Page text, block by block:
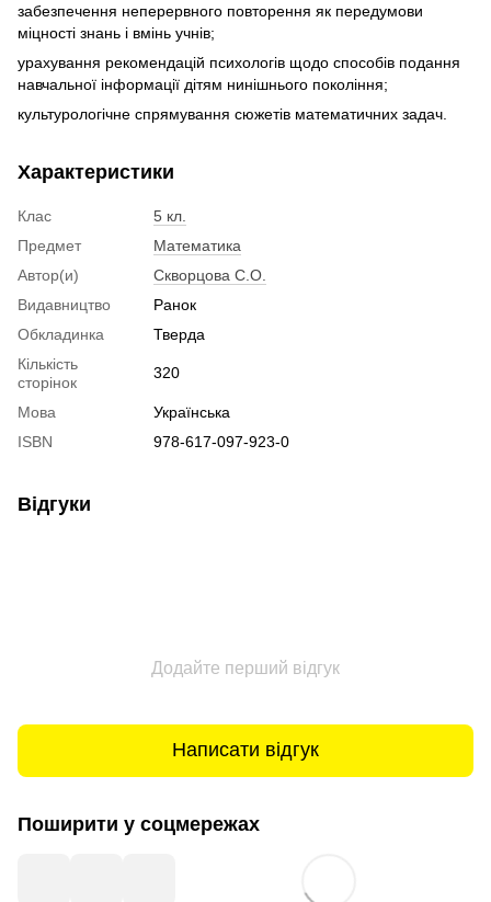
забезпечення неперервного повторення як передумови
міцності знань і вмінь учнів;
урахування рекомендацій психологів щодо способів подання
навчальної інформації дітям нинішнього покоління;
культурологічне спрямування сюжетів математичних задач.
Характеристики
Клас
5 кл.
Предмет
Математика
Автор(и)
Скворцова С.О.
Видавництво
Ранок
Обкладинка
Тверда
Кількість
сторінок
320
Мова
Українська
ISBN
978-617-097-923-0
Відгуки
Додайте перший відгук
Написати відгук
Поширити у соцмережах